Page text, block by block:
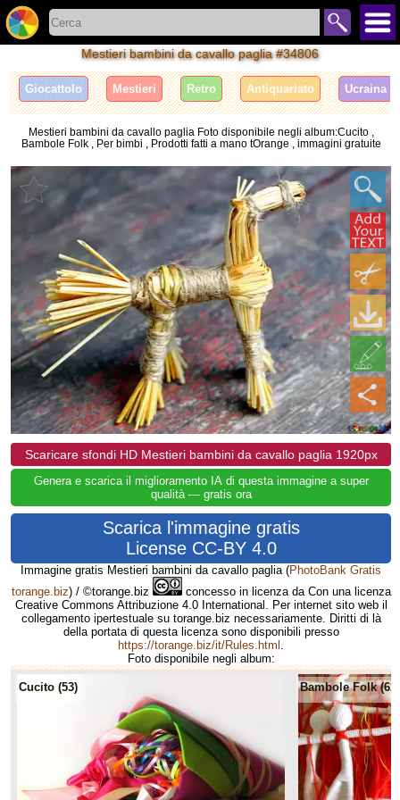
Mestieri bambini da cavallo paglia #34806
Giocattolo Mestieri Retro Antiquariato Ucraina
Mestieri bambini da cavallo paglia Foto disponibile negli album:Cucito ,
Bambole Folk , Per bimbi , Prodotti fatti a mano tOrange , immagini gratuite
Scaricare sfondi HD Mestieri bambini da cavallo paglia 1920px
Genera e scarica il miglioramento IA di questa immagine a super
qualità — gratis ora
Scarica l'immagine gratis
License CC-BY 4.0
Immagine gratis Mestieri bambini da cavallo paglia (PhotoBank Gratis
torange.biz) / ©torange.biz
concesso in licenza da Con una licenza
Creative Commons Attribuzione 4.0 International. Per internet sito web il
collegamento ipertestuale su torange.biz necessariamente. Diritti di là
della portata di questa licenza sono disponibili presso
https://torange.biz/it/Rules.html
Foto disponibile negli album:
Cucito (53) Bambole Folk (62)